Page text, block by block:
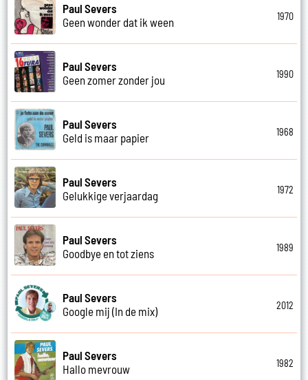
Paul Severs
Geen wonder dat ik ween
1970
Paul Severs
Geen zomer zonder jou
1990
Paul Severs
Geld is maar papier
1968
Paul Severs
Gelukkige verjaardag
1972
Paul Severs
Goodbye en tot ziens
1989
Paul Severs
Google mij (In de mix)
2012
Paul Severs
Hallo mevrouw
1982